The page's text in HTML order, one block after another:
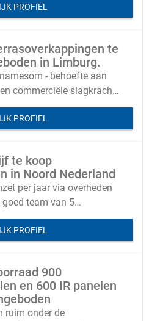
PROFIEL
te
in Limburg.
- behoefte aan
commerciële slagkracht
aanwezig.
PROFIEL
te koop
in Noord Nederland
per jaar via overheden
team van 5
PROFIEL
900
en 600 IR panelen
ruim onder de